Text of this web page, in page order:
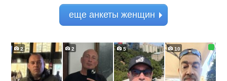
еще анкеты женщин
2 2 5 10